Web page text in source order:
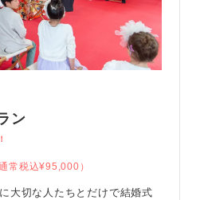
ン
通常税込¥95,000）
大切な人たちとだけで結婚式